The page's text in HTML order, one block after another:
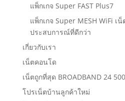
แพ็กเกจ Super FAST Plus7
แพ็กเกจ Super MESH WiFi เ
ประสบการณ์ที่ดีกว่า
เกี่ยวกับเรา
เน็ตคอนโด
เน็ตถูกที่สุด BROADBAND 24 500
โปรเน็ตบ้านลูกค้าใหม่